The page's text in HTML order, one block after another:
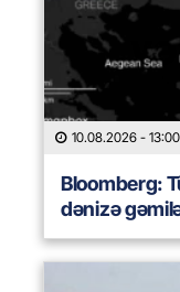
10.08.2026 - 13:00
Bloomberg:
dənizə